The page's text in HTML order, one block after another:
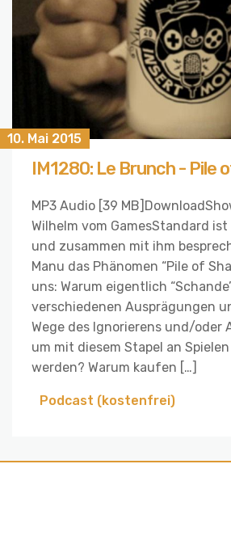
10. Mai 2015
IM1280: Le Brunch - Pile
MP3 Audio [39
Wilhelm vom GamesStandard
und zusammen mit ihm
Manu das Phänomen “Pile of
uns: Warum eigentlich
verschiedenen Ausprägungen
Wege des Ignorierens und/oder
um mit diesem Stapel an
werden? Warum kaufen […]
Podcast (kostenfrei)